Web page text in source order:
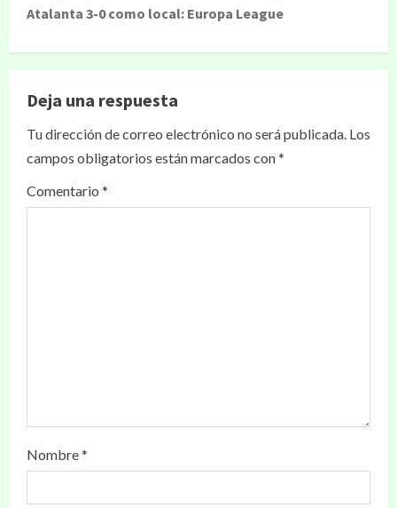
Atalanta 3-0 como local: Europa League
Deja una respuesta
Tu dirección de correo electrónico no será publicada. Los
campos obligatorios están marcados con*
Comentario *
Nombre*